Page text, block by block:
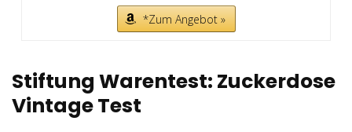
*Zum Angebot »
Stiftung Warentest: Zuckerdose
Vintage Test